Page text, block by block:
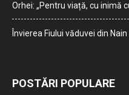
Orhei: „Pentru viață, cu inimă
Învierea Fiului văduvei din Nain
POSTĂRI POPULARE